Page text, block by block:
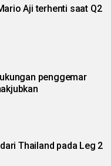
Aji terhenti saat Q2
penggemar
Thailand pada Leg 2